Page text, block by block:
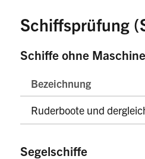
Schiffsprüfung
Schiffe ohne
Bezeichnung
Ruderboote und
Segelschiffe